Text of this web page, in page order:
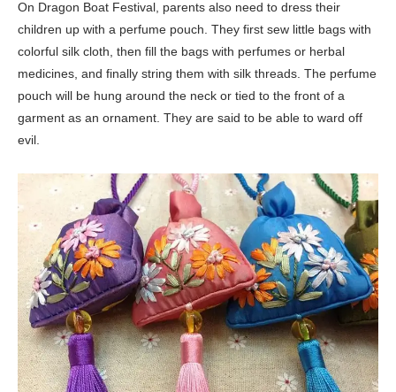
On Dragon Boat Festival, parents also need to dress their
children up with a perfume pouch. They first sew little bags with
colorful silk cloth, then fill the bags with perfumes or herbal
medicines, and finally string them with silk threads. The perfume
pouch will be hung around the neck or tied to the front of a
garment as an ornament. They are said to be able to ward off
evil.